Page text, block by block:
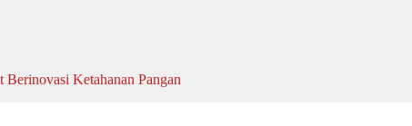
Ketahanan Pangan